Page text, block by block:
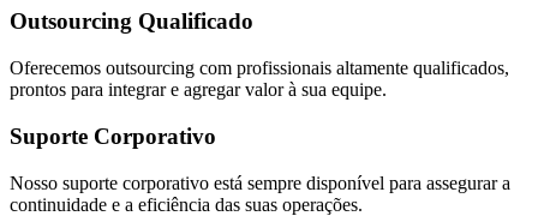
Outsourcing Qualificado
Oferecemos outsourcing com profissionais altamente qualificados,
prontos para integrar e agregar valor à sua equipe.
Suporte Corporativo
Nosso suporte corporativo está sempre disponível para assegurar a
continuidade e a eficiência das suas operações.